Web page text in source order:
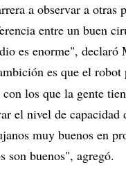
a observar a otras
entre un buen
es enorme", declaró
es que el robot
los que la gente
el nivel de capacidad
muy buenos en
son buenos", agregó.